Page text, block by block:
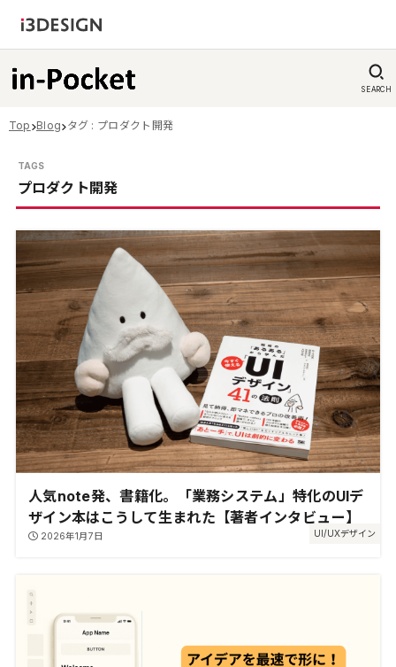
SEARCH
Top Blog タグ : プロダクト開発
プロダクト開発
UI/UXデザイン
人気note発、書籍化。「業務システム」特化のUIデ
ザイン本はこうして生まれた【著者インタビュー】
2026年1月7日